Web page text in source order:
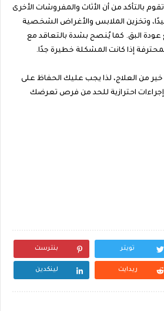
بالتأكد من أن الأثاث والمفروشات الأخرى
وتخزين الملابس والأغراض الشخصية
عودة البق. كما يُنصح بشدة بالتعاقد مع
إذا كانت المشكلة خطيرة جدًا.
خير من العلاج، لذا يجب عليك الحفاظ على
إجراءات احترازية للحد من فرص تعرضك
تويتر بنترست
ريدايت لينكدين